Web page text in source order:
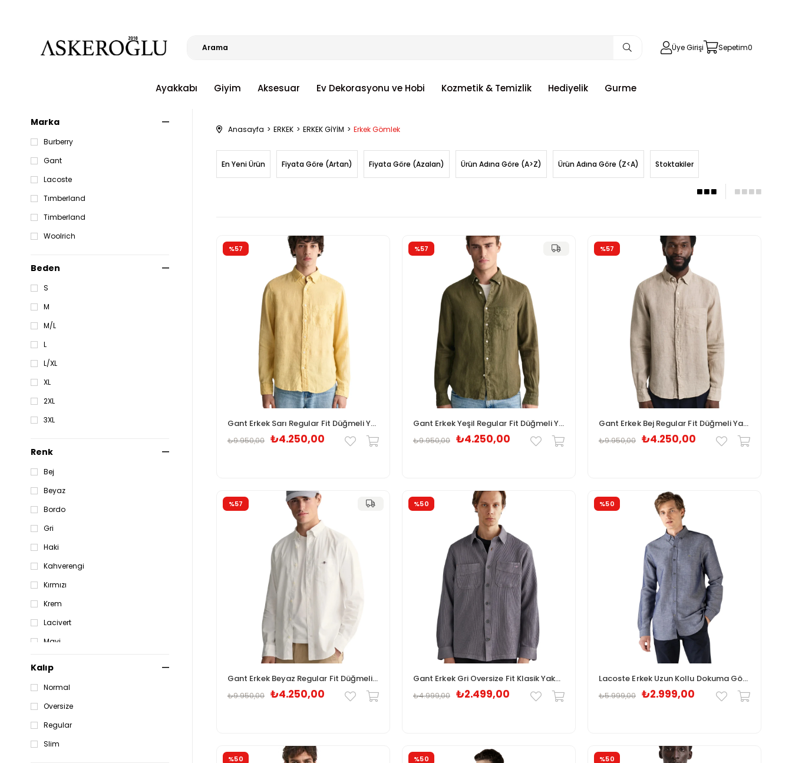
Üye Girişi Sepetim0
Ayakkabı Giyim Aksesuar Ev Dekorasyonu ve Hobi Kozmetik & Temizlik Hediyelik Gurme
Marka
Burberry
Gant
Lacoste
Tımberland
Timberland
Woolrich
Beden
S
M
M/L
L
L/XL
XL
2XL
3XL
Renk
Bej
Beyaz
Bordo
Gri
Haki
Kahverengi
Kırmızı
Krem
Lacivert
Mavi
Kalıp
Normal
Oversize
Regular
Slim
Anasayfa ERKEK ERKEK GİYİM Erkek Gömlek
En Yeni Ürün Fiyata Göre (Artan) Fiyata Göre (Azalan) Ürün Adına Göre (A>Z) Ürün Adına Göre (Z<A) Stoktakiler
Gant Erkek Sarı Regular Fit Düğmeli Yaka Keten Gömlek
₺4.250,00
₺9.950,00
%57
Gant Erkek Yeşil Regular Fit Düğmeli Yaka Keten Gömlek
₺4.250,00
₺9.950,00
%57
Gant Erkek Bej Regular Fit Düğmeli Yaka Keten Gömlek
₺4.250,00
₺9.950,00
%57
Gant Erkek Beyaz Regular Fit Düğmeli Yaka Gömlek
₺4.250,00
₺9.950,00
%57
Gant Erkek Gri Oversize Fit Klasik Yaka Gömlek
₺2.499,00
₺4.999,00
%50
Lacoste Erkek Uzun Kollu Dokuma Gömlek
₺2.999,00
₺5.999,00
%50
%50 %50 %50